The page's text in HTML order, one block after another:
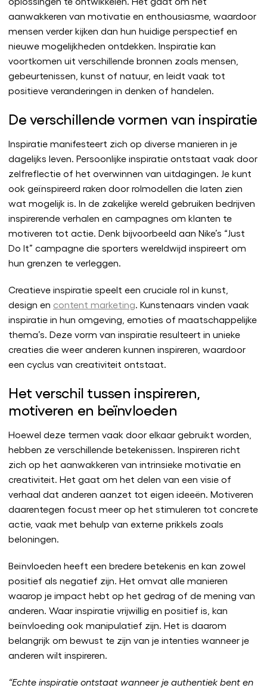
aanwakkeren van motivatie en enthousiasme, waardoor
mensen verder kijken dan hun huidige perspectief en
nieuwe mogelijkheden ontdekken. Inspiratie kan
voortkomen uit verschillende bronnen zoals mensen,
gebeurtenissen, kunst of natuur, en leidt vaak tot
positieve veranderingen in denken of handelen.
De verschillende vormen van inspiratie
Inspiratie manifesteert zich op diverse manieren in je
dagelijks leven. Persoonlijke inspiratie ontstaat vaak door
zelfreflectie of het overwinnen van uitdagingen. Je kunt
ook geïnspireerd raken door rolmodellen die laten zien
wat mogelijk is. In de zakelijke wereld gebruiken bedrijven
inspirerende verhalen en campagnes om klanten te
motiveren tot actie. Denk bijvoorbeeld aan Nike’s “Just
Do It” campagne die sporters wereldwijd inspireert om
hun grenzen te verleggen.
Creatieve inspiratie speelt een cruciale rol in kunst,
design en content marketing. Kunstenaars vinden vaak
inspiratie in hun omgeving, emoties of maatschappelijke
thema’s. Deze vorm van inspiratie resulteert in unieke
creaties die weer anderen kunnen inspireren, waardoor
een cyclus van creativiteit ontstaat.
Het verschil tussen inspireren,
motiveren en beïnvloeden
Hoewel deze termen vaak door elkaar gebruikt worden,
hebben ze verschillende betekenissen. Inspireren richt
zich op het aanwakkeren van intrinsieke motivatie en
creativiteit. Het gaat om het delen van een visie of
verhaal dat anderen aanzet tot eigen ideeën. Motiveren
daarentegen focust meer op het stimuleren tot concrete
actie, vaak met behulp van externe prikkels zoals
beloningen.
Beïnvloeden heeft een bredere betekenis en kan zowel
positief als negatief zijn. Het omvat alle manieren
waarop je impact hebt op het gedrag of de mening van
anderen. Waar inspiratie vrijwillig en positief is, kan
beïnvloeding ook manipulatief zijn. Het is daarom
belangrijk om bewust te zijn van je intenties wanneer je
anderen wilt inspireren.
“Echte inspiratie ontstaat wanneer je authentiek bent en